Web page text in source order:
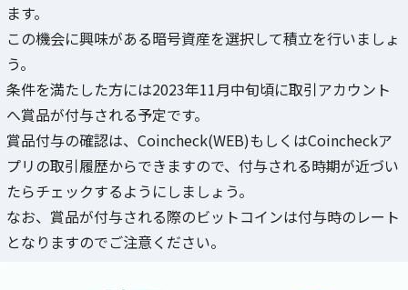
ます。
この機会に興味がある暗号資産を選択して積立を行いましょ
う。
条件を満たした方には2023年11月中旬頃に取引アカウント
へ賞品が付与される予定です。
賞品付与の確認は、Coincheck(WEB)もしくはCoincheckア
プリの取引履歴からできますので、付与される時期が近づい
たらチェックするようにしましょう。
なお、賞品が付与される際のビットコインは付与時のレート
となりますのでご注意ください。